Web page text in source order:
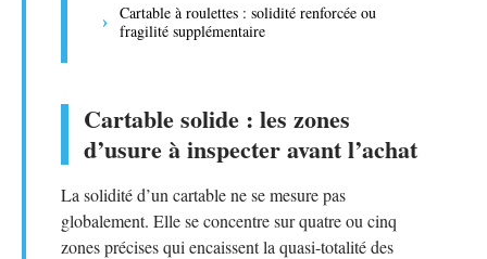
Cartable à roulettes : solidité renforcée ou
fragilité supplémentaire
Cartable solide : les zones
d’usure à inspecter avant l’achat
La solidité d’un cartable ne se mesure pas
globalement. Elle se concentre sur quatre ou cinq
zones précises qui encaissent la quasi-totalité des